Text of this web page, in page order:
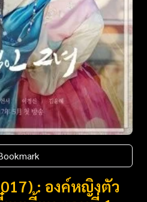
: องค์หญิงตัว